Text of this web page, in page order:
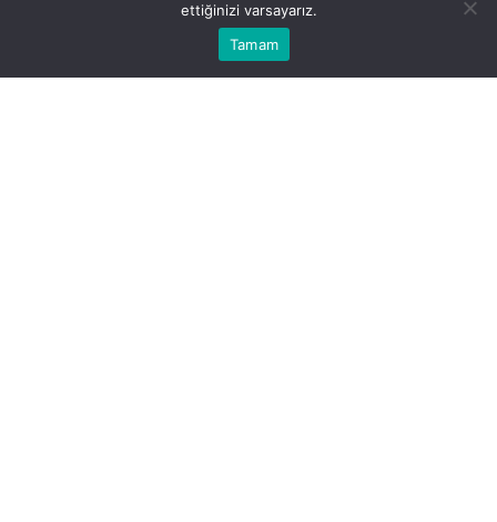
Diyetisyenlerin yalnızca ağırlık yönetimi alanında değil,
hastalıkların önlenmesi ve tedavisinde de önemli
Bu web sitesinde en iyi deneyimi yaşamanızı sağlamak için
Eczaneler
ettiğinizi varsayarız.
Tamam